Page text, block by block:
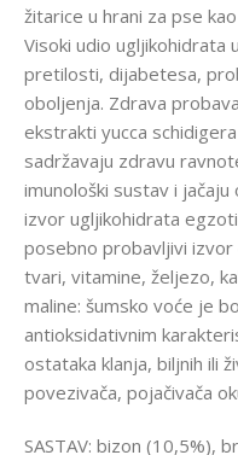
žitarice u hrani za pse
Visoki udio ugljikohidrata
pretilosti, dijabetesa,
oboljenja. Zdrava
ekstrakti yucca
sadržavaju zdravu
imunološki sustav i
izvor ugljikohidrata
posebno probavljivi izvor
tvari, vitamine, željezo,
maline: šumsko voće je
antioksidativnim
ostataka klanja, biljnih ili
povezivača, pojačivača
SASTAV: bizon (10,5%),